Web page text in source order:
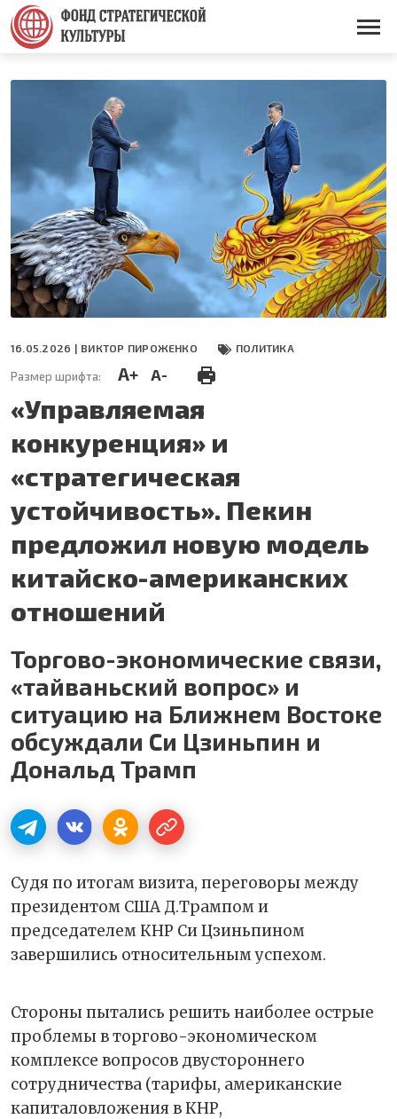
Перейти
основному
содержанию
Основная
16.05.2026 | ВИКТОР ПИРОЖЕНКО ПОЛИТИКА
Размер шрифта: A+ A-
«Управляемая
конкуренция» и
«стратегическая
устойчивость». Пекин
предложил новую модель
китайско-американских
отношений
Торгово-экономические связи,
«тайваньский вопрос» и
ситуацию на Ближнем Востоке
обсуждали Си Цзиньпин и
Дональд Трамп
Судя по итогам визита, переговоры между
президентом США Д.Трампом и
председателем КНР Си Цзиньпином
завершились относительным успехом.
Стороны пытались решить наиболее острые
проблемы в торгово-экономическом
комплексе вопросов двустороннего
сотрудничества (тарифы, американские
капиталовложения в КНР,